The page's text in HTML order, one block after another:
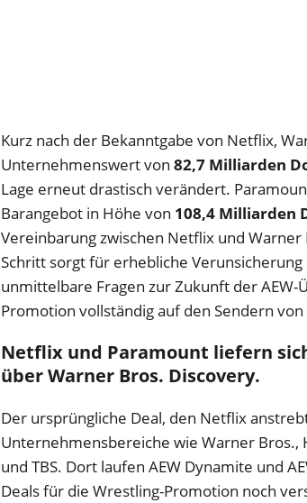
Kurz nach der Bekanntgabe von Netflix,
Unternehmenswert von 82,7 Milliarden
Lage erneut drastisch verändert.
Barangebot in Höhe von 108,4 Milliarden
Vereinbarung zwischen Netflix und
Schritt sorgt für erhebliche
unmittelbare Fragen zur Zukunft der
Promotion vollständig auf den Sendern
Netflix und Paramount liefern
über Warner Bros. Discovery.
Der ursprüngliche Deal, den Netflix
Unternehmensbereiche wie Warner Bros.,
und TBS. Dort laufen AEW Dynamite und
Deals für die Wrestling-Promotion noch